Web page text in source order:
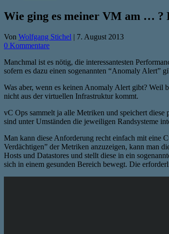
Wie ging es meiner VM am … ?
Von Wolfgang Stichel | 7. August 2013
0 Kommentare
Manchmal ist es nötig, die interessantesten
sofern es dazu einen sogenannten “Anomaly Alert”
Was aber, wenn es keinen Anomaly Alert gibt? Weil
nicht aus der virtuellen Infrastruktur kommt.
vC Ops sammelt ja alle Metriken und speichert
sind unter Umständen die jeweiligen Randsysteme
Man kann diese Anforderung recht einfach mit eine
Verdächtigen” der Metriken anzuzeigen, kann man
Hosts und Datastores und stellt diese in ein
sich in einem gesunden Bereich bewegt. Die